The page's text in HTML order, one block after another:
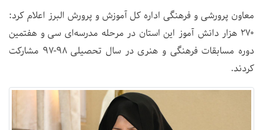
معاون پرورشی و فرهنگی اداره کل آموزش و پرورش البرز اعلام کرد:
۲۷۰ هزار دانش آموز این استان در مرحله مدرسه‌ای سی و هفتمین
دوره مسابقات فرهنگی و هنری در سال تحصیلی ۹۸-۹۷ مشارکت
کردند.